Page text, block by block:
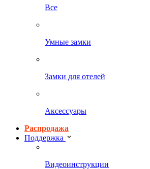
Все
Умные замки
Замки для отелей
Аксессуары
Распродажа
Поддержка
Видеоинструкции